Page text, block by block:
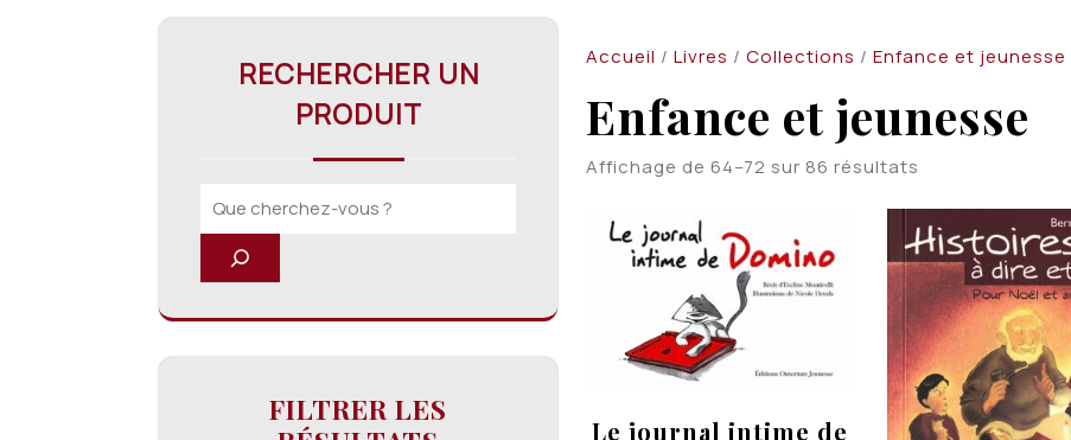
Accueil / Livres / Collections / Enfance et jeunesse
Enfance et jeunesse
Affichage de 64–72 sur 86 résultats
récent
au
plus
ancien
Le journal intime de
RECHERCHER UN
PRODUIT
FILTRER LES